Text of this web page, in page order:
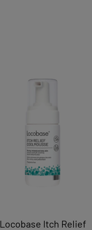
Locobase Itch Relief